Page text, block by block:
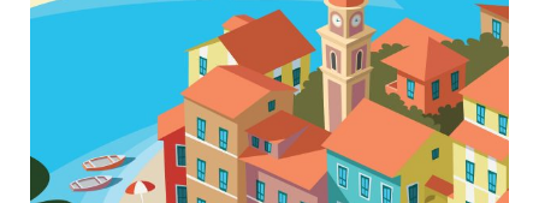
Meilleurs vendeurs
Page vedette